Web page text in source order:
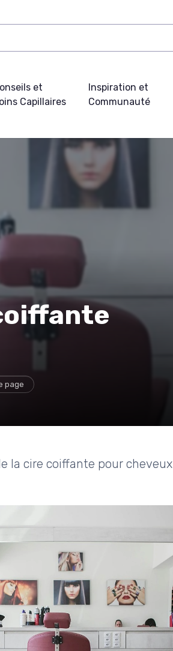
et
Capillaires
Inspiration et
Communauté
page
la cire coiffante pour cheveux